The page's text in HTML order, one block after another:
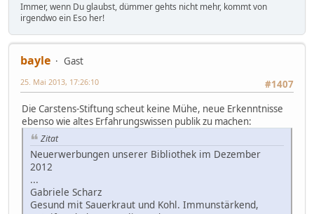
Immer, wenn Du glaubst, dümmer gehts nicht mehr, kommt von
irgendwo ein Eso her!
bayle
Gast
#1407
25. Mai 2013, 17:26:10
Die Carstens-Stiftung scheut keine Mühe, neue Erkenntnisse
ebenso wie altes Erfahrungswissen publik zu machen:
Zitat
Neuerwerbungen unserer Bibliothek im Dezember
2012
...
Gabriele Scharz
Gesund mit Sauerkraut und Kohl. Immunstärkend,